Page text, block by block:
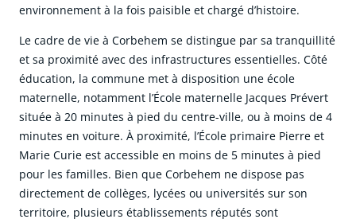
environnement à la fois paisible et chargé d’histoire.
Le cadre de vie à Corbehem se distingue par sa tranquillité
et sa proximité avec des infrastructures essentielles. Côté
éducation, la commune met à disposition une école
maternelle, notamment l’École maternelle Jacques Prévert
située à 20 minutes à pied du centre-ville, ou à moins de 4
minutes en voiture. À proximité, l’École primaire Pierre et
Marie Curie est accessible en moins de 5 minutes à pied
pour les familles. Bien que Corbehem ne dispose pas
directement de collèges, lycées ou universités sur son
territoire, plusieurs établissements réputés sont